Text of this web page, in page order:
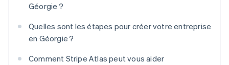
Géorgie ?
Quelles sont les étapes pour créer votre entreprise
en Géorgie ?
Comment Stripe Atlas peut vous aider